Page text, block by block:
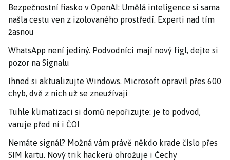
Bezpečnostní fiasko v OpenAI: Umělá inteligence si sama
našla cestu ven z izolovaného prostředí. Experti nad tím
žasnou
WhatsApp není jediný. Podvodníci mají nový fígl, dejte si
pozor na Signalu
Ihned si aktualizujte Windows. Microsoft opravil přes 600
chyb, dvě z nich už se zneužívají
Tuhle klimatizaci si domů nepořizujte: je to podvod,
varuje před ní i ČOI
Nemáte signál? Možná vám právě někdo krade číslo přes
SIM kartu. Nový trik hackerů ohrožuje i Čechy